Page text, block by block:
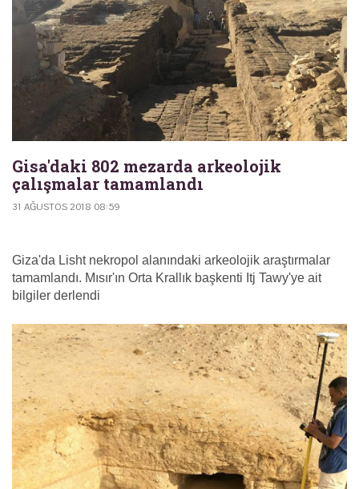
Gisa'daki 802 mezarda arkeolojik
çalışmalar tamamlandı
31 AĞUSTOS 2018 08:59
Giza'da Lisht nekropol alanındaki arkeolojik araştırmalar
tamamlandı. Mısır'ın Orta Krallık başkenti Itj Tawy'ye ait
bilgiler derlendi